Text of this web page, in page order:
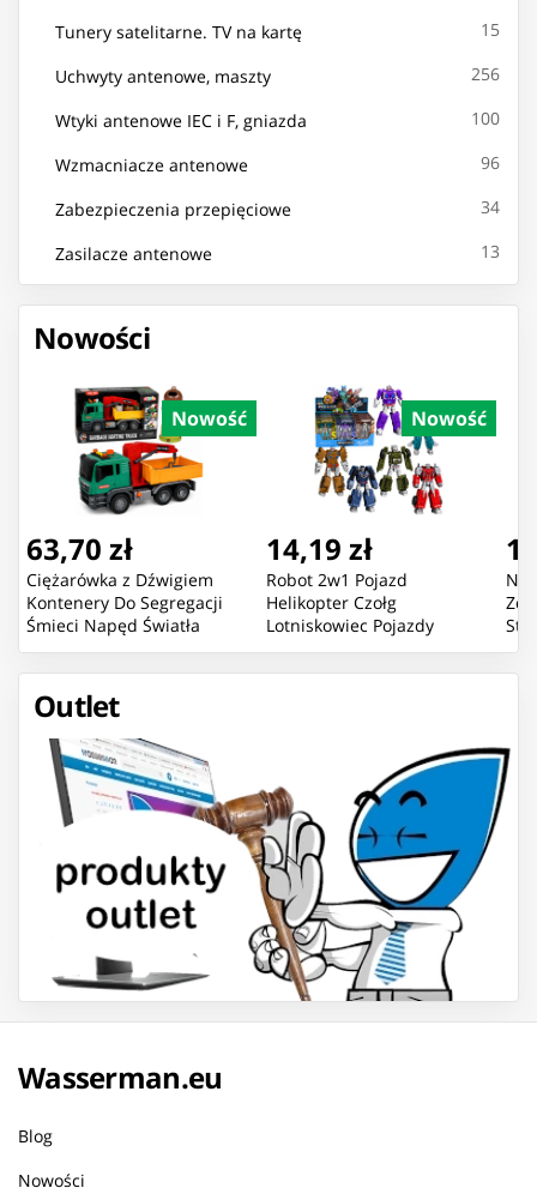
Tunery satelitarne. TV na kartę 15
Uchwyty antenowe, maszty 256
Wtyki antenowe IEC i F, gniazda 100
Wzmacniacze antenowe 96
Zabezpieczenia przepięciowe 34
Zasilacze antenowe 13
Nowości
Nowość
63,70 zł
Ciężarówka z Dźwigiem
Kontenery Do Segregacji
Śmieci Napęd Światła
Dźwięk
Nowość
14,19 zł
Robot 2w1 Pojazd
Helikopter Czołg
Lotniskowiec Pojazdy
Bojowe Mix
Outlet
Wasserman.eu
Blog
Nowości